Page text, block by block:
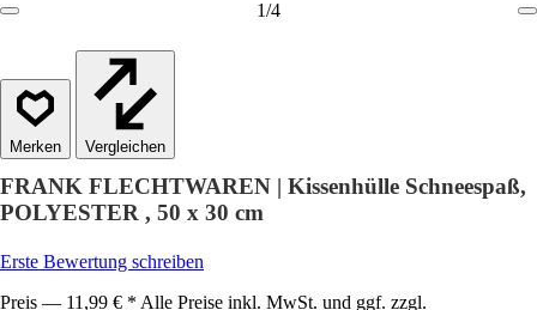
1/4
Vergleichen
FRANK FLECHTWAREN | Kissenhülle Schneespaß,
POLYESTER , 50 x 30 cm
Erste Bewertung schreiben
Preis — 11,99 € * Alle Preise inkl. MwSt. und ggf. zzgl.